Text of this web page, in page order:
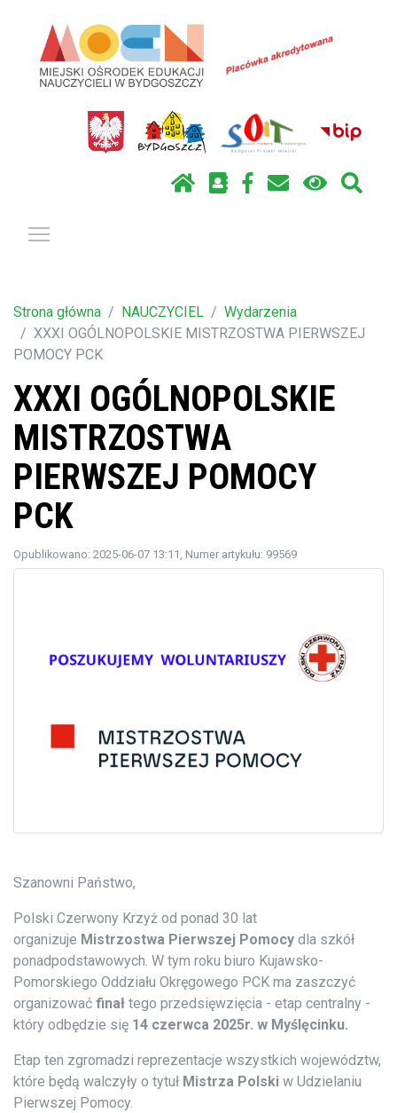
Strona główna NAUCZYCIEL
Wydarzenia
XXXI OGÓLNOPOLSKIE MISTRZOSTWA PIERWSZEJ
POMOCY PCK
XXXI OGÓLNOPOLSKIE
MISTRZOSTWA
PIERWSZEJ POMOCY
PCK
Opublikowano: 2025-06-07 13:11 , Numer artykułu: 99569
Szanowni Państwo,
Polski Czerwony Krzyż od ponad 30 lat
organizuje Mistrzostwa Pierwszej Pomocy dla szkół
ponadpodstawowych. W tym roku biuro Kujawsko-
Pomorskiego Oddziału Okręgowego PCK ma zaszczyć
organizować finał tego przedsięwzięcia - etap centralny -
który odbędzie się 14 czerwca 2025r. w Myślęcinku.
Etap ten zgromadzi reprezentacje wszystkich województw,
które będą walczyły o tytuł Mistrza Polski w Udzielaniu
Pierwszej Pomocy.